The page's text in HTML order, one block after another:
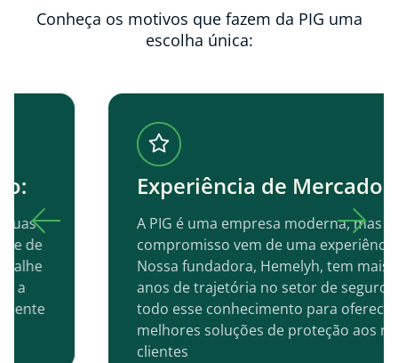
Conheça os motivos que fazem da PIG uma
escolha única:
Experiência de Mercado:
A PIG é uma empresa moderna, mas nosso
compromisso vem de uma experiência sólida.
Nossa fundadora, Hemelyh, tem mais de 18
anos de trajetória no setor de seguros e traz
todo esse conhecimento para oferecer as
melhores soluções de proteção aos nossos
clientes